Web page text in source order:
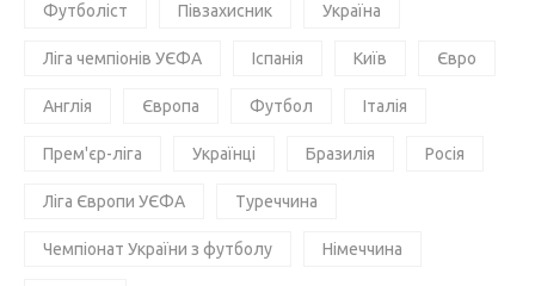
Футболіст Півзахисник Україна
Ліга чемпіонів УЄФА Іспанія Київ Євро
Англія Європа Футбол Італія
Прем'єр-ліга Українці Бразилія Росія
Ліга Європи УЄФА Туреччина
Чемпіонат України з футболу Німеччина